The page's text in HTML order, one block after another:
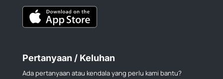
Pertanyaan / Keluhan
Ada pertanyaan atau kendala yang perlu kami bantu?